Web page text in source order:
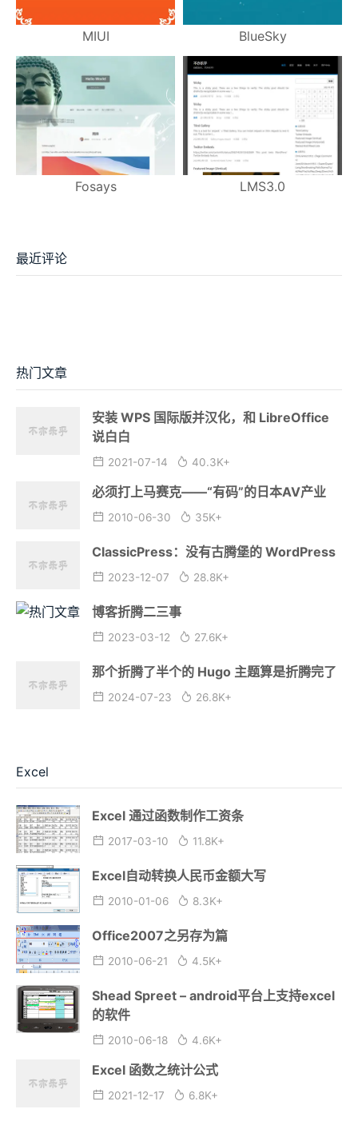
MIUI BlueSky
Fosays LMS3.0
最近评论
热门文章
安装 WPS 国际版并汉化，和 LibreOffice
说白白
2021-07-14 40.3K+
必须打上马赛克——“有码”的日本AV产业
2010-06-30 35K+
ClassicPress：没有古腾堡的 WordPress
2023-12-07 28.8K+
博客折腾二三事
2023-03-12 27.6K+
那个折腾了半个的 Hugo 主题算是折腾完了
2024-07-23 26.8K+
Excel
Excel 通过函数制作工资条
2017-03-10 11.8K+
Excel自动转换人民币金额大写
2010-01-06 8.3K+
Office2007之另存为篇
2010-06-21 4.5K+
Shead Spreet – android平台上支持excel
的软件
2010-06-18 4.6K+
Excel 函数之统计公式
2021-12-17 6.8K+